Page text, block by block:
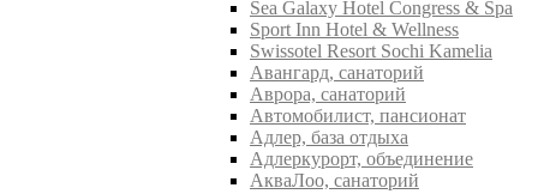
Sea Galaxy Hotel Congress & Spa
Sport Inn Hotel & Wellness
Swissotel Resort Sochi Kamelia
Авангард, санаторий
Аврора, санаторий
Автомобилист, пансионат
Адлер, база отдыха
Адлеркурорт, объединение
АкваЛоо, санаторий